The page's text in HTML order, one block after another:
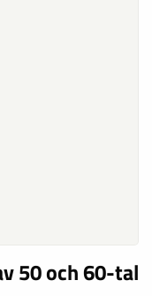
50 och 60-tal